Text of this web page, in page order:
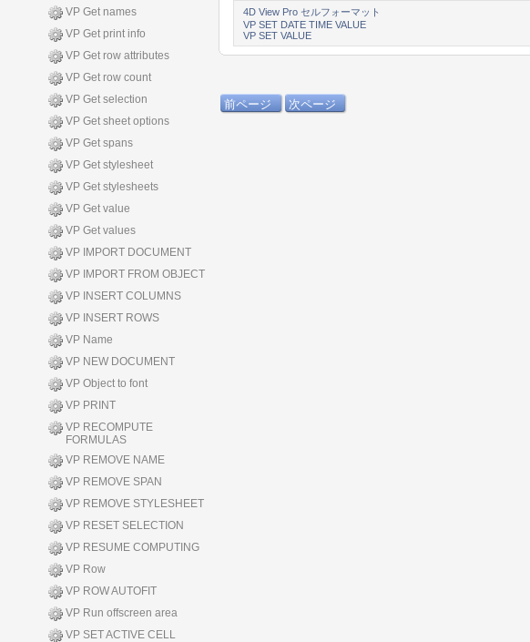
VP Get names
VP Get print info
VP Get row attributes
VP Get row count
VP Get selection
VP Get sheet options
VP Get spans
VP Get stylesheet
VP Get stylesheets
VP Get value
VP Get values
VP IMPORT DOCUMENT
VP IMPORT FROM OBJECT
VP INSERT COLUMNS
VP INSERT ROWS
VP Name
VP NEW DOCUMENT
VP Object to font
VP PRINT
VP RECOMPUTE
FORMULAS
VP REMOVE NAME
VP REMOVE SPAN
VP REMOVE STYLESHEET
VP RESET SELECTION
VP RESUME COMPUTING
VP Row
VP ROW AUTOFIT
VP Run offscreen area
VP SET ACTIVE CELL
4D View Pro セルフォーマット
VP SET DATE TIME VALUE
VP SET VALUE
前ページ 次ページ